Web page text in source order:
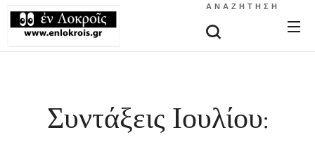
ΑΝΑΖΉΤΗΣΗ
Συντάξεις Ιουλίου: